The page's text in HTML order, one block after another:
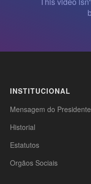
INSTITUCIONAL
Mensagem do Presidente
Historial
Estatutos
Orgãos Sociais